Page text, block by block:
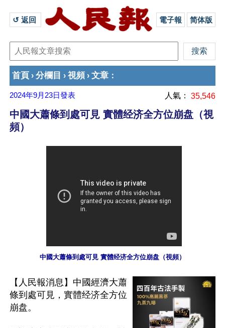
↺ 返回 電子報 简体版
首頁 › 分欄目 › 視頻 › 文章 ：
2024年9月23日發表 人氣： 35,546
中國大蕭條到處可見 實體经济全方位崩盘（視
頻）
中國大蕭條到處可見 實體经济全方位崩盘（視頻）
【人民報消息】中國經濟大蕭
條到處可見，實體经济全方位
崩盘。